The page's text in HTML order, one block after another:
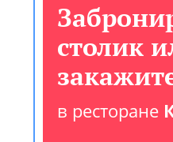
столик
в ресторане